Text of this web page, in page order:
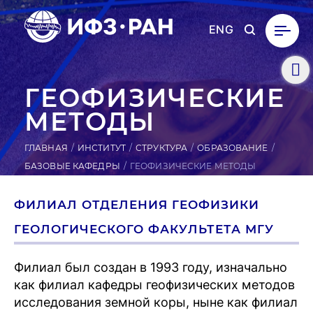
ENG
ГЕ­ОФИ­ЗИЧЕС­КИЕ
МЕТОДЫ
ГЛАВНАЯ ИНСТИТУТ СТРУКТУРА
ОБРАЗОВАНИЕ
БАЗОВЫЕ КАФЕДРЫ
ГЕОФИЗИЧЕСКИЕ МЕТОДЫ
ФИЛИАЛ ОТДЕЛЕНИЯ ГЕОФИЗИКИ
ГЕОЛОГИЧЕСКОГО ФАКУЛЬТЕТА МГУ
Филиал был создан в 1993 году, изначально
как филиал кафедры геофизических методов
исследования земной коры, ныне как филиал